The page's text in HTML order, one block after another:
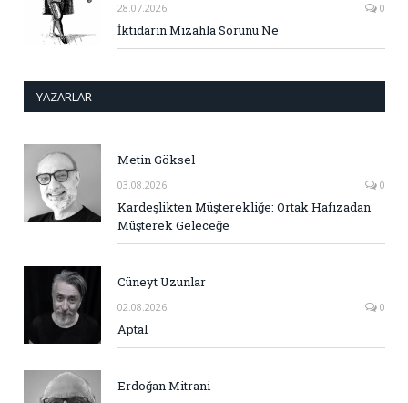
28.07.2026 0
İktidarın Mizahla Sorunu Ne
YAZARLAR
Metin Göksel
03.08.2026 0
Kardeşlikten Müşterekliğe: Ortak Hafızadan
Müşterek Geleceğe
Cüneyt Uzunlar
02.08.2026 0
Aptal
Erdoğan Mitrani